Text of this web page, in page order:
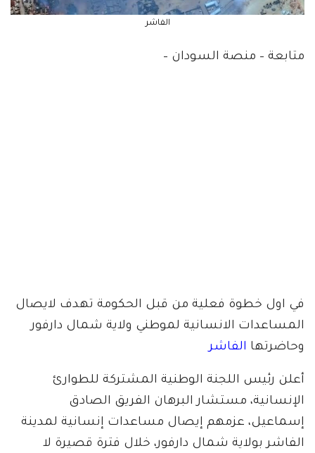
الفاشر
متابعة – منصة السودان –
في اول خطوة فعلية من قبل الحكومة تهدف لايصال
المساعدات الانسانية لموطني ولاية شمال دارفور
وحاضرتها الفاشر
أعلن رئيس اللجنة الوطنية المشتركة للطوارئ
الإنسانية، مستشار البرهان الفريق الصادق
إسماعيل، عزمهم إيصال مساعدات إنسانية لمدينة
الفاشر بولاية شمال دارفور، خلال فترة قصيرة لا